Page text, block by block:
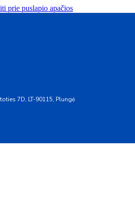
prie puslapio apačios
7D, LT-90115, Plungė